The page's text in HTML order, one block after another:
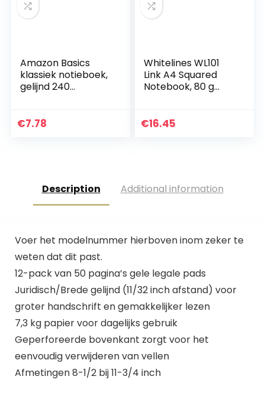
Amazon Basics
klassiek notieboek,
gelijnd 240
€7.78
Whitelines WL101
Link A4 Squared
Notebook, 80 g
€16.45
Description Additional information
Voer het modelnummer hierboven inom zeker te
weten dat dit past.
12-pack van 50 pagina’s gele legale pads
Juridisch/Brede gelijnd (11/32 inch afstand) voor
groter handschrift en gemakkelijker lezen
7,3 kg papier voor dagelijks gebruik
Geperforeerde bovenkant zorgt voor het
eenvoudig verwijderen van vellen
Afmetingen 8-1/2 bij 11-3/4 inch